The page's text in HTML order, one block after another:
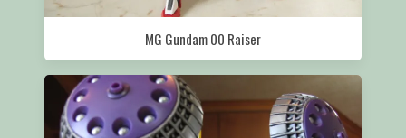
MG Gundam 00 Raiser